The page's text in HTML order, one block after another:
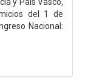
del 1 de
Nacional: